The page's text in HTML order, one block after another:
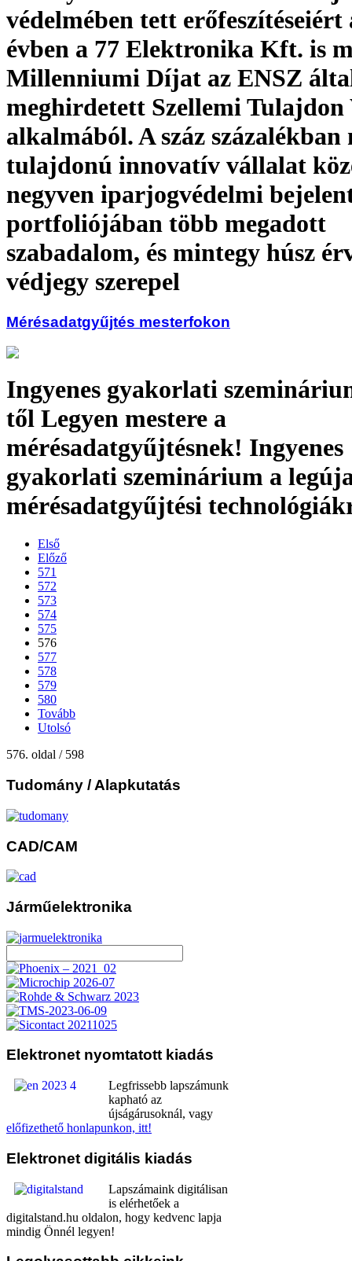
védelmében tett erőfeszítéseiért
évben a 77 Elektronika Kft. is
Millenniumi Díjat az ENSZ
meghirdetett Szellemi Tulajdon
alkalmából. A száz százalékban
tulajdonú innovatív vállalat
negyven iparjogvédelmi
portfoliójában több megadott
szabadalom, és mintegy húsz
védjegy szerepel
Mérésadatgyűjtés mesterfokon
Ingyenes gyakorlati
től Legyen mestere a
mérésadatgyűjtésnek! Ingyenes
gyakorlati szeminárium a
mérésadatgyűjtési
Első
Előző
571
572
573
574
575
576
577
578
579
580
Tovább
Utolsó
576. oldal / 598
Tudomány / Alapkutatás
CAD/CAM
Járműelektronika
Elektronet nyomtatott kiadás
Legfrissebb lapszámunk
kapható az
újságárusoknál, vagy
előfizethető honlapunkon, itt!
Elektronet digitális kiadás
Lapszámaink digitálisan
is elérhetőek a
digitalstand.hu oldalon, hogy kedvenc lapja
mindig Önnél legyen!